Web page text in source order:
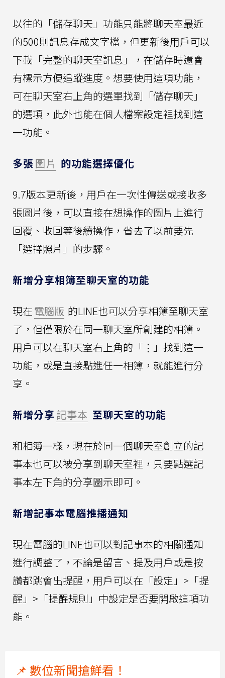
以往的「儲存聊天」功能只能將聊天室最近
的500則訊息存成文字檔，但更新後用戶可以
下載「完整的聊天室訊息」，在儲存時還會
有標示方便追蹤進度。想要使用這項功能，
可在聊天室右上角的選單找到「儲存聊天」
的選項，此外也能在個人檔案設定裡找到這
一功能。
多張 圖片 的功能選擇優化
9.7版本更新後，用戶在一次性傳送或接收多
張圖片後，可以直接在想操作的圖片上進行
回覆、收回等後續操作，省去了以前要先
「選擇照片」的步驟。
新增分享相簿至聊天室的功能
現在電腦版 的LINE也可以分享相簿至聊天室
了，但僅限於在同一聊天室所創建的相簿。
用戶可以在聊天室右上角的「⋮」找到這一
功能，或是直接點進任一相簿，就能進行分
享。
新增分享 記事本 至聊天室的功能
和相簿一樣，現在於同一個聊天室創立的記
事本也可以被分享到聊天室裡，只要點選記
事本左下角的分享圖示即可。
新增記事本電腦推播通知
現在電腦的LINE也可以對記事本的相關通知
進行調整了，不論是留言、提及用戶或是按
讚都跳會出提醒，用戶可以在「設定」>「提
醒」>「提醒規則」中設定是否要開啟這項功
能。
📌 數位新聞搶鮮看！